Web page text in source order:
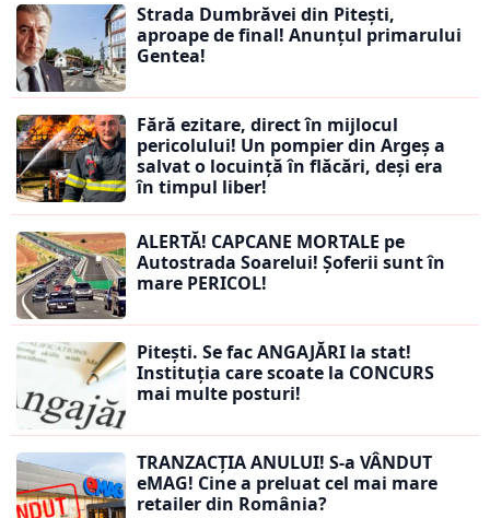
Strada Dumbrăvei din Pitești,
aproape de final! Anunțul primarului
Gentea!
Fără ezitare, direct în mijlocul
pericolului! Un pompier din Argeș a
salvat o locuință în flăcări, deși era
în timpul liber!
ALERTĂ! CAPCANE MORTALE pe
Autostrada Soarelui! Șoferii sunt în
mare PERICOL!
Pitești. Se fac ANGAJĂRI la stat!
Instituția care scoate la CONCURS
mai multe posturi!
TRANZACȚIA ANULUI! S-a VÂNDUT
eMAG! Cine a preluat cel mai mare
retailer din România?